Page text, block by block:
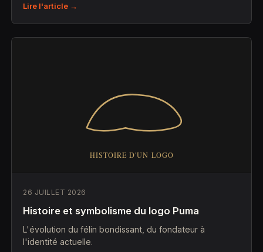
Lire l'article →
26 JUILLET 2026
Histoire et symbolisme du logo Puma
L'évolution du félin bondissant, du fondateur à
l'identité actuelle.